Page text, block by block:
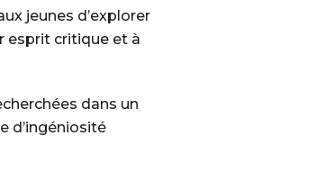
jeunes d’explorer
esprit critique et à
dans un
d’ingéniosité